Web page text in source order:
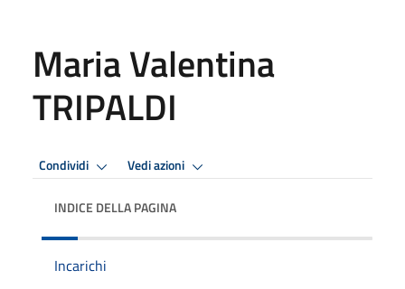
Maria Valentina
TRIPALDI
Condividi Vedi azioni
INDICE DELLA PAGINA
Incarichi